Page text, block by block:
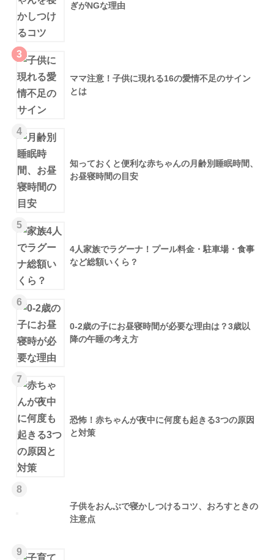
ぎがNGな理由
3
ママ注意！子供に現れる16の愛情不足のサイン
とは
4
知っておくと便利な赤ちゃんの月齢別睡眠時間、
お昼寝時間の目安
5
4人家族でラグーナ！プール料金・駐車場・食事
など総額いくら？
6
0-2歳の子にお昼寝時間が必要な理由は？3歳以
降の午睡の考え方
7
恐怖！赤ちゃんが夜中に何度も起きる3つの原因
と対策
8
子供をおんぶで寝かしつけるコツ、おろすときの
注意点
9